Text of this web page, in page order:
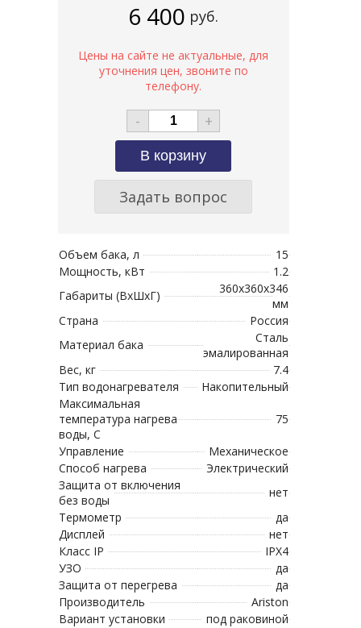
6 400 руб.
- +
Задать вопрос
Объем бака, л
15
Мощность, кВт
1.2
Габариты (ВхШхГ)
360x360x346
мм
Страна
Россия
Материал бака
Сталь
эмалированная
Вес, кг
7.4
Тип водонагревателя
Накопительный
Максимальная
температура нагрева
воды, С
75
Управление
Механическое
Способ нагрева
Электрический
Защита от включения
без воды
нет
Термометр
да
Дисплей
нет
Класс IP
IPX4
УЗО
да
Защита от перегрева
да
Производитель
Ariston
Вариант установки
под раковиной